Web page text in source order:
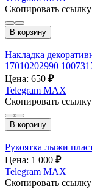
Скопировать ссылку
В корзину
Накладка
17010202990
Цена: 650 ₽
Telegram MAX
Скопировать ссылку
В корзину
Рукоятка лыжи
Цена: 1 000 ₽
Telegram MAX
Скопировать ссылку